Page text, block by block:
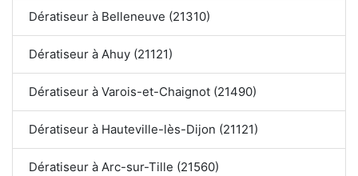
Dératiseur à Belleneuve (21310)
Dératiseur à Ahuy (21121)
Dératiseur à Varois-et-Chaignot (21490)
Dératiseur à Hauteville-lès-Dijon (21121)
Dératiseur à Arc-sur-Tille (21560)